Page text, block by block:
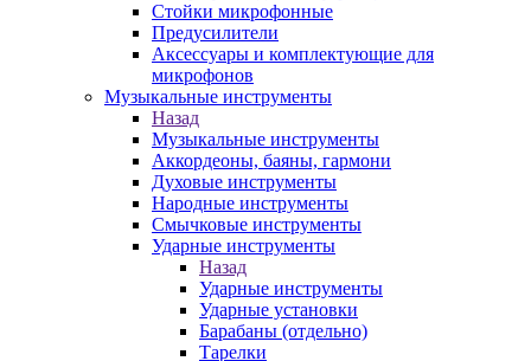
Стойки микрофонные
Предусилители
Аксессуары и комплектующие для
микрофонов
Музыкальные инструменты
Назад
Музыкальные инструменты
Аккордеоны, баяны, гармони
Духовые инструменты
Народные инструменты
Смычковые инструменты
Ударные инструменты
Назад
Ударные инструменты
Ударные установки
Барабаны (отдельно)
Тарелки